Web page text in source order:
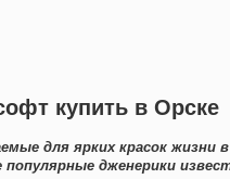
купить в Орске
для ярких красок жизни
дженерики